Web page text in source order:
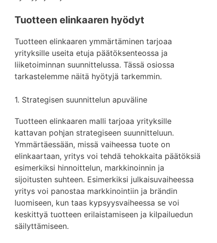
Tuotteen elinkaaren hyödyt
Tuotteen elinkaaren ymmärtäminen tarjoaa
yrityksille useita etuja päätöksenteossa ja
liiketoiminnan suunnittelussa. Tässä osiossa
tarkastelemme näitä hyötyjä tarkemmin.
1. Strategisen suunnittelun apuväline
Tuotteen elinkaaren malli tarjoaa yrityksille
kattavan pohjan strategiseen suunnitteluun.
Ymmärtäessään, missä vaiheessa tuote on
elinkaartaan, yritys voi tehdä tehokkaita päätöksiä
esimerkiksi hinnoittelun, markkinoinnin ja
sijoitusten suhteen. Esimerkiksi julkaisuvaiheessa
yritys voi panostaa markkinointiin ja brändin
luomiseen, kun taas kypsyysvaiheessa se voi
keskittyä tuotteen erilaistamiseen ja kilpailuedun
säilyttämiseen.